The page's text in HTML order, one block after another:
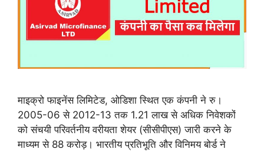
माइक्रो फाइनेंस लिमिटेड, ओडिशा स्थित एक कंपनी ने रु।
2005-06 से 2012-13 तक 1.21 लाख से अधिक निवेशकों
को संचयी परिवर्तनीय वरीयता शेयर (सीसीपीएस) जारी करने के
माध्यम से 88 करोड़। भारतीय प्रतिभूति और विनिमय बोर्ड ने